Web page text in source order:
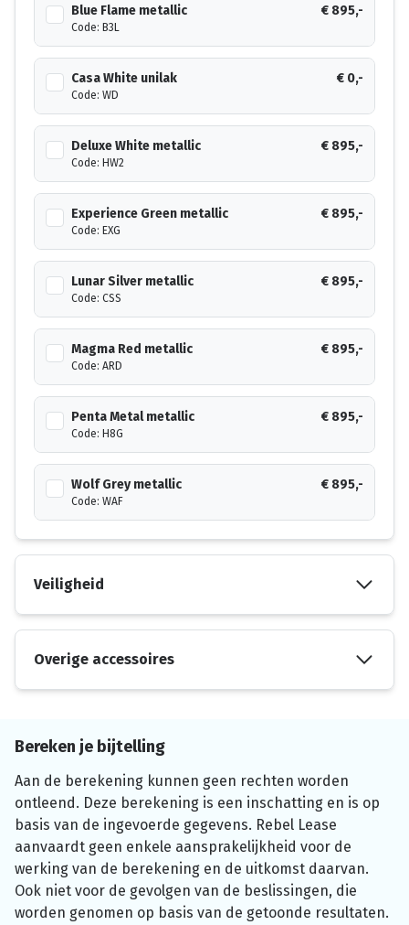
Blue Flame metallic
Code: B3L
€ 895,-
Casa White unilak
Code: WD
€ 0,-
Deluxe White metallic
Code: HW2
€ 895,-
Experience Green metallic
Code: EXG
€ 895,-
Lunar Silver metallic
Code: CSS
€ 895,-
Magma Red metallic
Code: ARD
€ 895,-
Penta Metal metallic
Code: H8G
€ 895,-
Wolf Grey metallic
Code: WAF
€ 895,-
Veiligheid
Overige accessoires
Bereken je bijtelling
Aan de berekening kunnen geen rechten worden
ontleend. Deze berekening is een inschatting en is op
basis van de ingevoerde gegevens. Rebel Lease
aanvaardt geen enkele aansprakelijkheid voor de
werking van de berekening en de uitkomst daarvan.
Ook niet voor de gevolgen van de beslissingen, die
worden genomen op basis van de getoonde resultaten.